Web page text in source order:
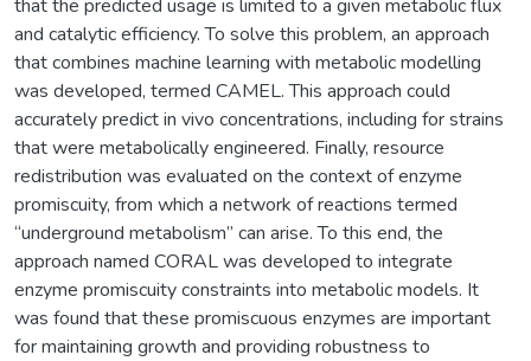
that the predicted usage is limited to a given metabolic flux
and catalytic efficiency. To solve this problem, an approach
that combines machine learning with metabolic modelling
was developed, termed CAMEL. This approach could
accurately predict in vivo concentrations, including for strains
that were metabolically engineered. Finally, resource
redistribution was evaluated on the context of enzyme
promiscuity, from which a network of reactions termed
“underground metabolism” can arise. To this end, the
approach named CORAL was developed to integrate
enzyme promiscuity constraints into metabolic models. It
was found that these promiscuous enzymes are important
for maintaining growth and providing robustness to